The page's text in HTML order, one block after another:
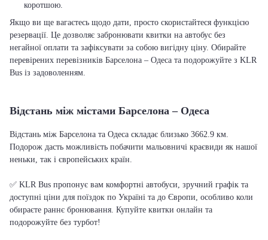
коротшою.
Якщо ви ще вагаєтесь щодо дати, просто скористайтеся функцією
резервації. Це дозволяє забронювати квитки на автобус без
негайної оплати та зафіксувати за собою вигідну ціну. Обирайте
перевірених перевізників Барселона – Одеса та подорожуйте з KLR
Bus із задоволенням.
Відстань між містами Барселона – Одеса
Відстань між Барселона та Одеса складає близько 3662.9 км.
Подорож дасть можливість побачити мальовничі краєвиди як нашої
неньки, так і європейських країн.
✅ KLR Bus пропонує вам комфортні автобуси, зручний графік та
доступні ціни для поїздок по Україні та до Європи, особливо коли
обираєте раннє бронювання. Купуйте квитки онлайн та
подорожуйте без турбот!